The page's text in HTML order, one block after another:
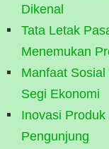
Dikenal
Tata Letak
Menemukan
Manfaat
Segi Ekonomi
Inovasi
Pengunjung